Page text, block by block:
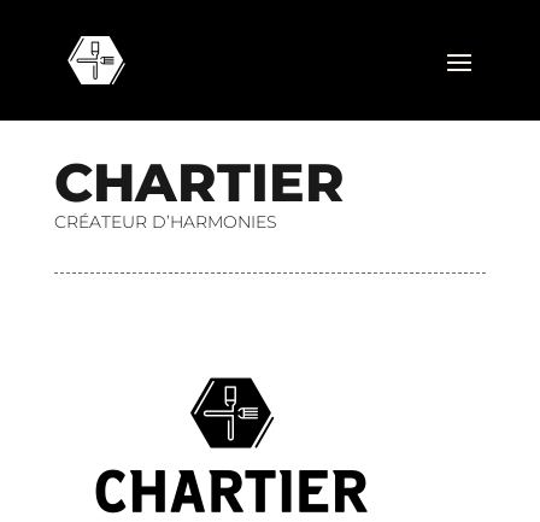
CHARTIER
CRÉATEUR D’HARMONIES